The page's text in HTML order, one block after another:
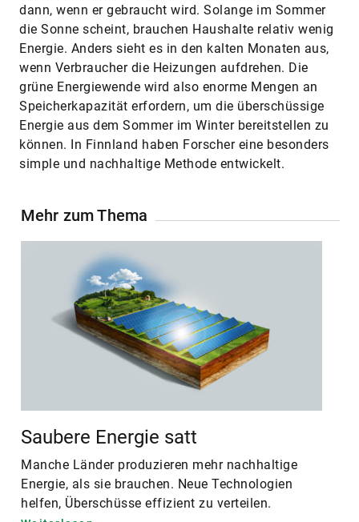
dann, wenn er gebraucht wird. Solange im Sommer
die Sonne scheint, brauchen Haushalte relativ wenig
Energie. Anders sieht es in den kalten Monaten aus,
wenn Verbraucher die Heizungen aufdrehen. Die
grüne Energiewende wird also enorme Mengen an
Speicherkapazität erfordern, um die überschüssige
Energie aus dem Sommer im Winter bereitstellen zu
können. In Finnland haben Forscher eine besonders
simple und nachhaltige Methode entwickelt.
Mehr zum Thema
Saubere Energie satt
Manche Länder produzieren mehr nachhaltige
Energie, als sie brauchen. Neue Technologien
helfen, Überschüsse effizient zu verteilen.